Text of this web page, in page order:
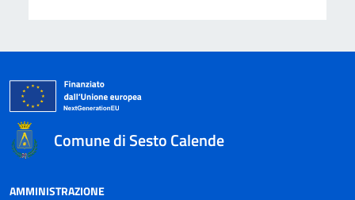
Comune di Sesto Calende
AMMINISTRAZIONE